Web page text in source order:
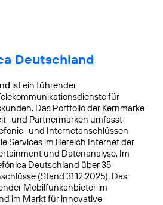
Deutschland
ist ein führender
für
Das Portfolio der Kernmarke
und Partnermarken umfasst
und Internetanschlüssen
Services im Bereich Internet der
und Datenanalyse. Im
Deutschland über 35
(Stand 31.12.2025). Das
Mobilfunkanbieter im
im Markt für innovative